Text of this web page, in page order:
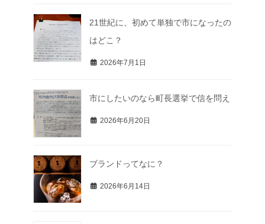
21世紀に、初めて単独で市になったの
はどこ？
2026年7月1日
市にしたいのなら町長選挙で信を問え
2026年6月20日
ブランドってなに？
2026年6月14日